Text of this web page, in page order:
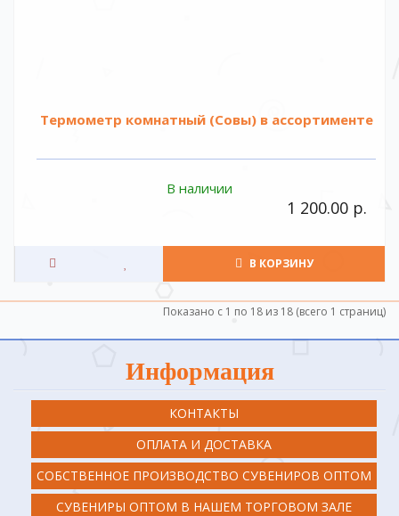
Термометр комнатный (Совы) в ассортименте
В наличии
1 200.00 р.
В КОРЗИНУ
Показано с 1 по 18 из 18 (всего 1 страниц)
Информация
КОНТАКТЫ
ОПЛАТА И ДОСТАВКА
СОБСТВЕННОЕ ПРОИЗВОДСТВО СУВЕНИРОВ ОПТОМ
СУВЕНИРЫ ОПТОМ В НАШЕМ ТОРГОВОМ ЗАЛЕ